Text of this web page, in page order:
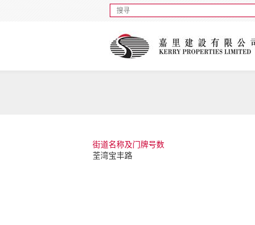
街道名称及门牌号数
荃湾宝丰路